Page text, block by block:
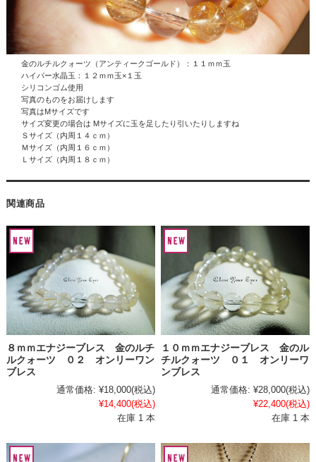
金のルチルクォーツ（アンティークゴールド）：１１ｍｍ玉
ハイパー水晶玉：１２ｍｍ玉×１玉
シリコンゴム使用
写真のものをお届けします
写真はMサイズです
サイズ変更の場合は Mサイズに玉を足したり引いたりしますね
Ｓサイズ（内周１４ｃｍ）
Ｍサイズ（内周１６ｃｍ）
Ｌサイズ（内周１８ｃｍ）
関連商品
８ｍｍエナジーブレス 金のルチ
ルクォーツ ０２ オンリーワン
ブレス
通常価格: ¥18,000(税込)
¥14,400(税込)
在庫 1 本
１０ｍｍエナジーブレス 金のル
チルクォーツ ０１ オンリーワ
ンブレス
通常価格: ¥28,000(税込)
¥22,400(税込)
在庫 1 本